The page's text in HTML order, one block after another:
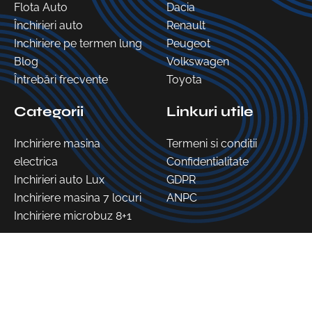
Flota Auto
Închirieri auto
Inchiriere pe termen lung
Blog
Întrebări frecvente
Dacia
Renault
Peugeot
Volkswagen
Toyota
Categorii
Inchiriere masina
electrica
Inchirieri auto Lux
Inchiriere masina 7 locuri
Inchiriere microbuz 8+1
Linkuri utile
Termeni si conditii
Confidentialitate
GDPR
ANPC